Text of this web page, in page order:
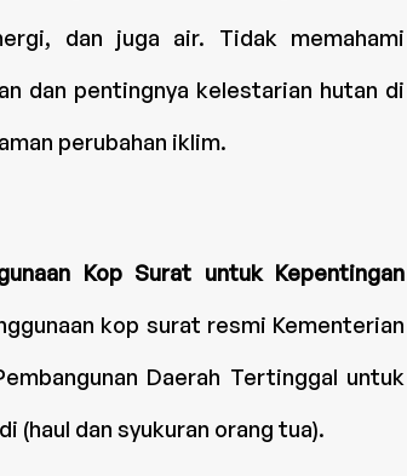
dan juga air. Tidak memahami
dan pentingnya kelestarian hutan di
perubahan iklim.
Kop Surat untuk Kepentingan
kop surat resmi Kementerian
Daerah Tertinggal untuk
(haul dan syukuran orang tua).